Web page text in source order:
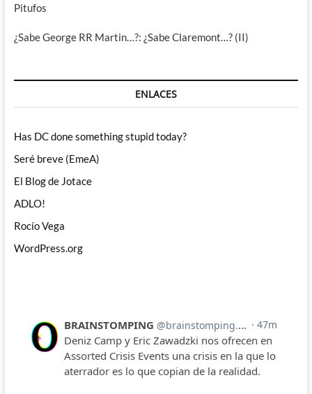
Pitufos
¿Sabe George RR Martin…?: ¿Sabe Claremont…? (II)
ENLACES
Has DC done something stupid today?
Seré breve (EmeA)
El Blog de Jotace
ADLO!
Rocío Vega
WordPress.org